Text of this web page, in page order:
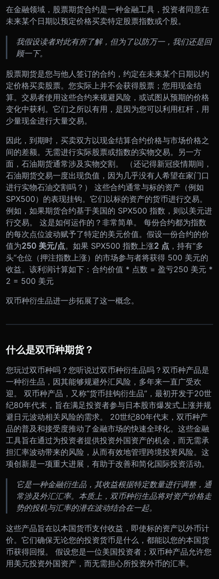
在金融领域，股票期货合约是一种金融工具，投资者同意在
未来某个日期以预定价格买卖特定股票指数或个股。
我假设读者对此有所了解，但为了以防万一，我们还是回
顾一下。
股票期货是您与他人签订的合约，约定在未来某个日期以约
定价格买卖股票。您实际上并不会获得股票；您用现金结
算。交易者使用这些合约来规避风险，或试图从预期的价格
变化中获利。它们之所以有用，是因为您可以利用杠杆，用
少量现金进行大量交易。
因此，到期时，买卖双方以现金结算合约价格与市场价格之
间的差额。无需进行实际股票或指数的实物交易。另一方
面，石油期货通常涉及实物交割。 （还记得新冠疫情期间，
石油期货交易一度出现负值，因为几乎没有人希望在家门口
进行实物石油交割吗？） 这些合约通常与标的资产（例如
SPX500）的表现挂钩。它们以标的资产的货币进行交易。
例如，如果期货合约基于美国的 SPX500 指数，则以美元进
行交易。 这是如何运作的？非常简单。 每份合约都为指数
的每次点位波动赋予了特定的美元价值。假设一份合约的价
值为250 美元/点。如果 SPX500 指数上涨2 点 ，持有“多
头”仓位（押注指数上涨）的市场参与者将获得 500 美元的
收益。该利润计算如下：合约价值 * 点数 = 盈亏250 美元 *
2 = 500 美元
双币种衍生品进一步拓展了这一概念。
什么是双币种期货？
您玩过双币种吗？您听说过双币种衍生品吗？双币种产品是
一种衍生品，因其能够规避外汇风险，多年来一直广受欢
迎。 双币种产品，又称“货币挂钩衍生品”，最初开发于20世
纪80年代末，旨在满足投资者参与日本股市爆发式上涨并规
避日元波动相关风险的需求。 20世纪80年代末，双币种产
品的普及和接受度推动了金融市场的快速全球化。这些金融
工具旨在通过为投资者提供投资外国资产的机会，而无需承
担汇率波动带来的风险，从而有效地管理跨境投资风险。这
项创新是一项重大进展，有助于改善和简化国际投资活动。
它是一种金融衍生品，其收益根据特定数量进行调整，通
常涉及外汇汇率。本质上，双币种衍生品将对资产价格走
势的投机与汇率的潜在波动结合在一起。
这些产品旨在以本国货币支付收益，即使标的资产以外币计
价。它们确保无论您的投资货币是什么，都能以您的本国货
币获得回报。 假设您是一位美国投资者；双币种产品允许您
用美元投资外国资产，而无需担心所投资外币的汇率。